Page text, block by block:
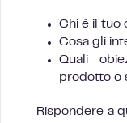
Chi è il tuo
Cosa gli
Quali
prodotto o
Rispondere a